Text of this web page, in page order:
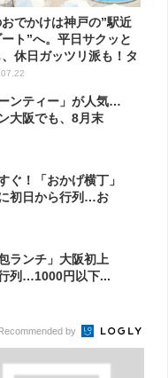
でかけは神戸の”駅近
ート”へ。平日サクッと
休日ガッツリ派も！タ
ンティー」が人気…
大阪でも、8月末
ぐ！「おかげ横丁」
初日から行列…お
ランチ」大阪初上
列…1000円以下...
Recommended by